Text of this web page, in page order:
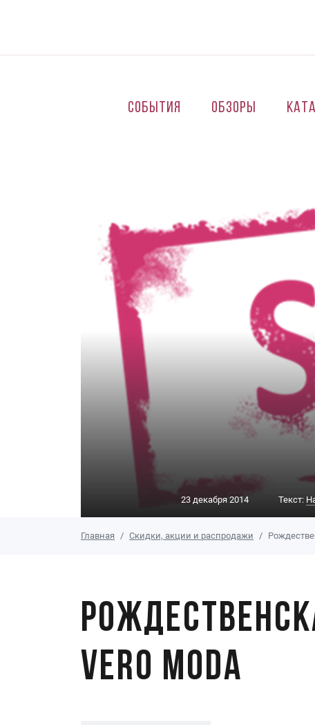
События Обзоры
23 декабря 2014 Текст:
Главная Скидки, акции и распродажи
Vero Moda